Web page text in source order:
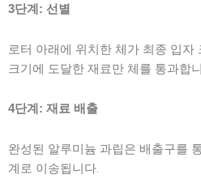
3단계: 선별
로터 아래에 위치한 체가 최종 입자
크기에 도달한 재료만 체를 통과합
4단계: 재료 배출
완성된 알루미늄 과립은 배출구를
계로 이송됩니다.